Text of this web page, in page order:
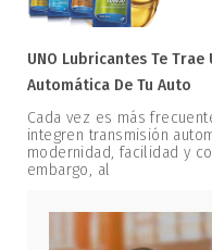
UNO Lubricantes Te Trae
Automática De Tu Auto
Cada vez es más
integren transmisión
modernidad, facilidad y
embargo, al